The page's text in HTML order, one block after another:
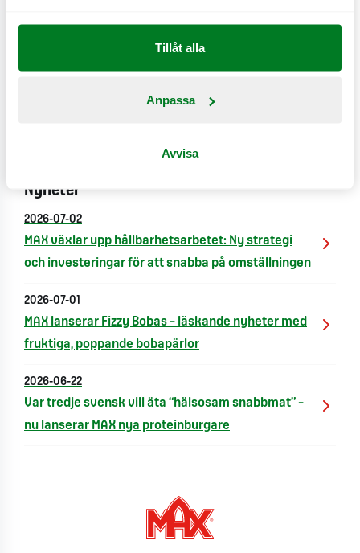
Tillåt alla
Anpassa
Avvisa
Krista Hjärpe, ”Tisdagskossan” av Daniel Edfeldt och
Bettina Johansson, ”Galopp, Saga!” av Pia Hagmar och
Maria Källström och ”Min första skogsbok” av Anja
Nyheter
2026-07-02
MAX växlar upp hållbarhetsarbetet: Ny strategi
och investeringar för att snabba på omställningen
2026-07-01
MAX lanserar Fizzy Bobas – läskande nyheter med
fruktiga, poppande bobapärlor
2026-06-22
Var tredje svensk vill äta “hälsosam snabbmat” –
nu lanserar MAX nya proteinburgare